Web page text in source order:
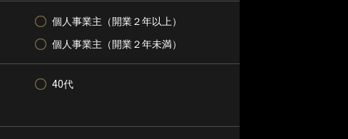
個人事業主（開業２年以上）
個人事業主（開業２年未満）
40代